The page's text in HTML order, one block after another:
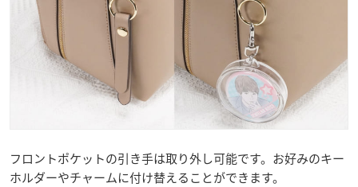
フロントポケットの引き手は取り外し可能です。お好みのキー
ホルダーやチャームに付け替えることができます。